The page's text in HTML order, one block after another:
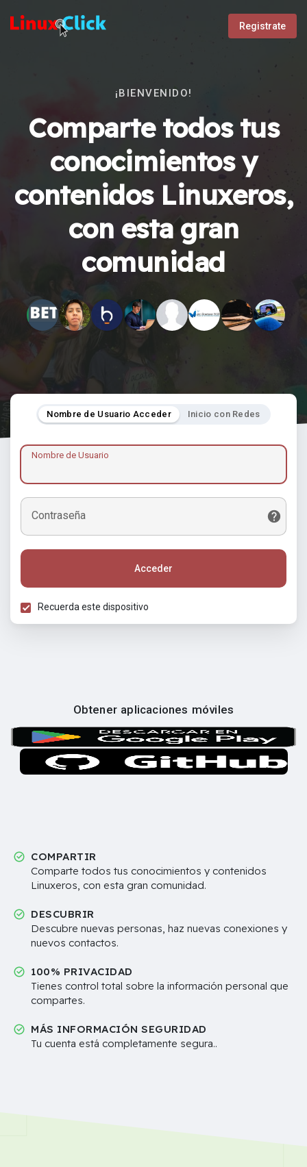
Registrate
¡BIENVENIDO!
Comparte todos tus
conocimientos y
contenidos Linuxeros,
con esta gran
comunidad
Nombre de Usuario Acceder Inicio con Redes
Nombre de Usuario
Contraseña
Acceder
Recuerda este dispositivo
Obtener aplicaciones móviles
COMPARTIR
Comparte todos tus conocimientos y contenidos
Linuxeros, con esta gran comunidad.
DESCUBRIR
Descubre nuevas personas, haz nuevas conexiones y
nuevos contactos.
100% PRIVACIDAD
Tienes control total sobre la información personal que
compartes.
MÁS INFORMACIÓN SEGURIDAD
Tu cuenta está completamente segura..